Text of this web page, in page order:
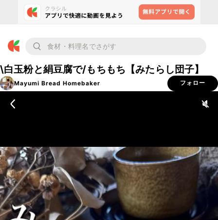
\白玉粉と絹豆腐で/もちもち【みたらし団子】
Mayumi Bread Homebaker フォロー